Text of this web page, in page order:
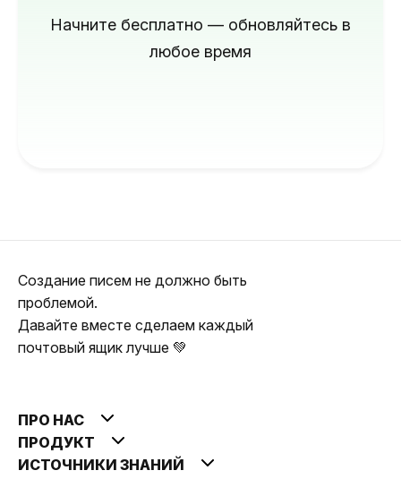
Начните бесплатно — обновляйтесь в
любое время
Создание писем не должно быть
проблемой.
Давайте вместе сделаем каждый
почтовый ящик лучше 💚
ПРО НАС
ПРОДУКТ
ИСТОЧНИКИ ЗНАНИЙ